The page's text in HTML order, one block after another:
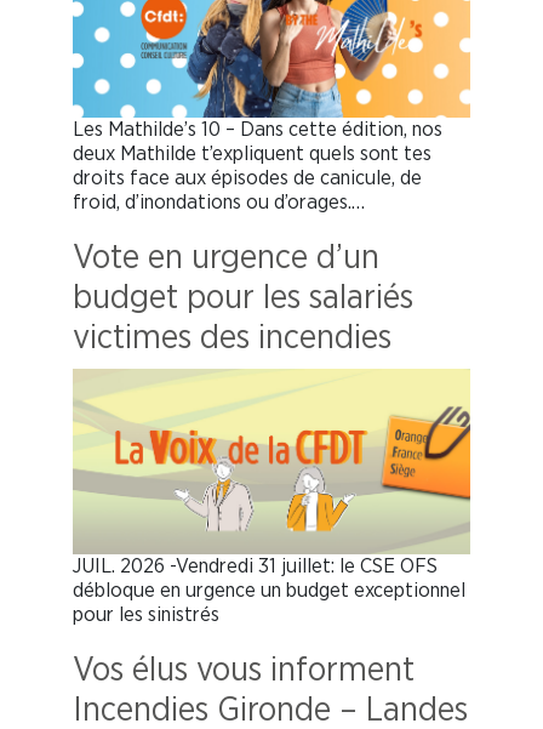
Les Mathilde’s 10 – Dans cette édition, nos
deux Mathilde t’expliquent quels sont tes
droits face aux épisodes de canicule, de
froid, d’inondations ou d’orages.…
Vote en urgence d’un
budget pour les salariés
victimes des incendies
JUIL. 2026 -Vendredi 31 juillet: le CSE OFS
débloque en urgence un budget exceptionnel
pour les sinistrés
Vos élus vous informent
Incendies Gironde – Landes